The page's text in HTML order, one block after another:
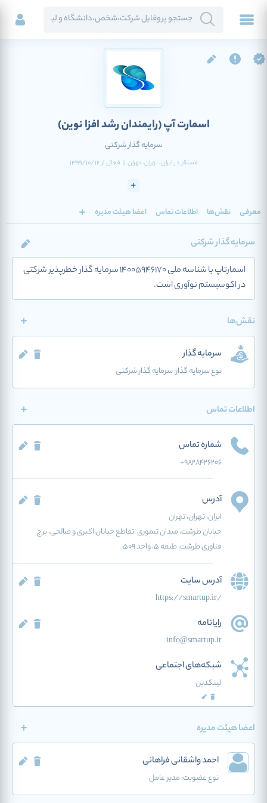
اسمارت آپ(رایمندان رشد افزا نوین)
سرمایه گذار شرکتی
مستقر درایران، تهران، تهران | فعالاز1399/10/12
معرفی نقش‌ها اطلاعات تماس اعضا هیئت مدیره
سرمایه گذار شرکتی
اسمارتاپ با شناسه ملی 14005946170 سرمایه گذار خطرپذیر شرکتی
در اکوسیستم نوآوری است.
نقش‌ها
سرمایه گذار
نوع سرمایه گذار:سرمایه گذار شرکتی
اطلاعات تماس
شماره تماس
+9828426206
آدرس
ایران، تهران، تهران
خیابان طرشت، میدان تیموری ،تقاطع خیابان اکبری و صالحی، برج
فناوری طرشت، طبقه ۵، واحد ۵۰۹
آدرس سایت
https://smartup.ir/
رایانامه
info@smartup.ir
شبکه‌های اجتماعی
لینکدین
اعضا هیئت مدیره
احمد واشقانی فراهانی
نوع عضویت:مدیر عامل